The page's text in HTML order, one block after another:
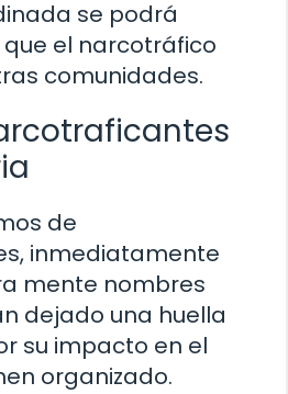
se podrá
el narcotráfico
comunidades.
de
inmediatamente
mente nombres
dejado una huella
su impacto en el
organizado.